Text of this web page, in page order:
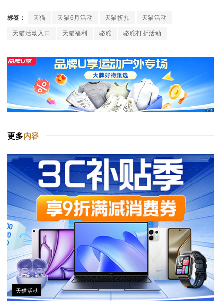
标签： 天猫 天猫6月活动 天猫折扣
天猫活动
天猫活动入口
天猫福利 骆驼 骆驼打折活动
更多内容
天猫活动